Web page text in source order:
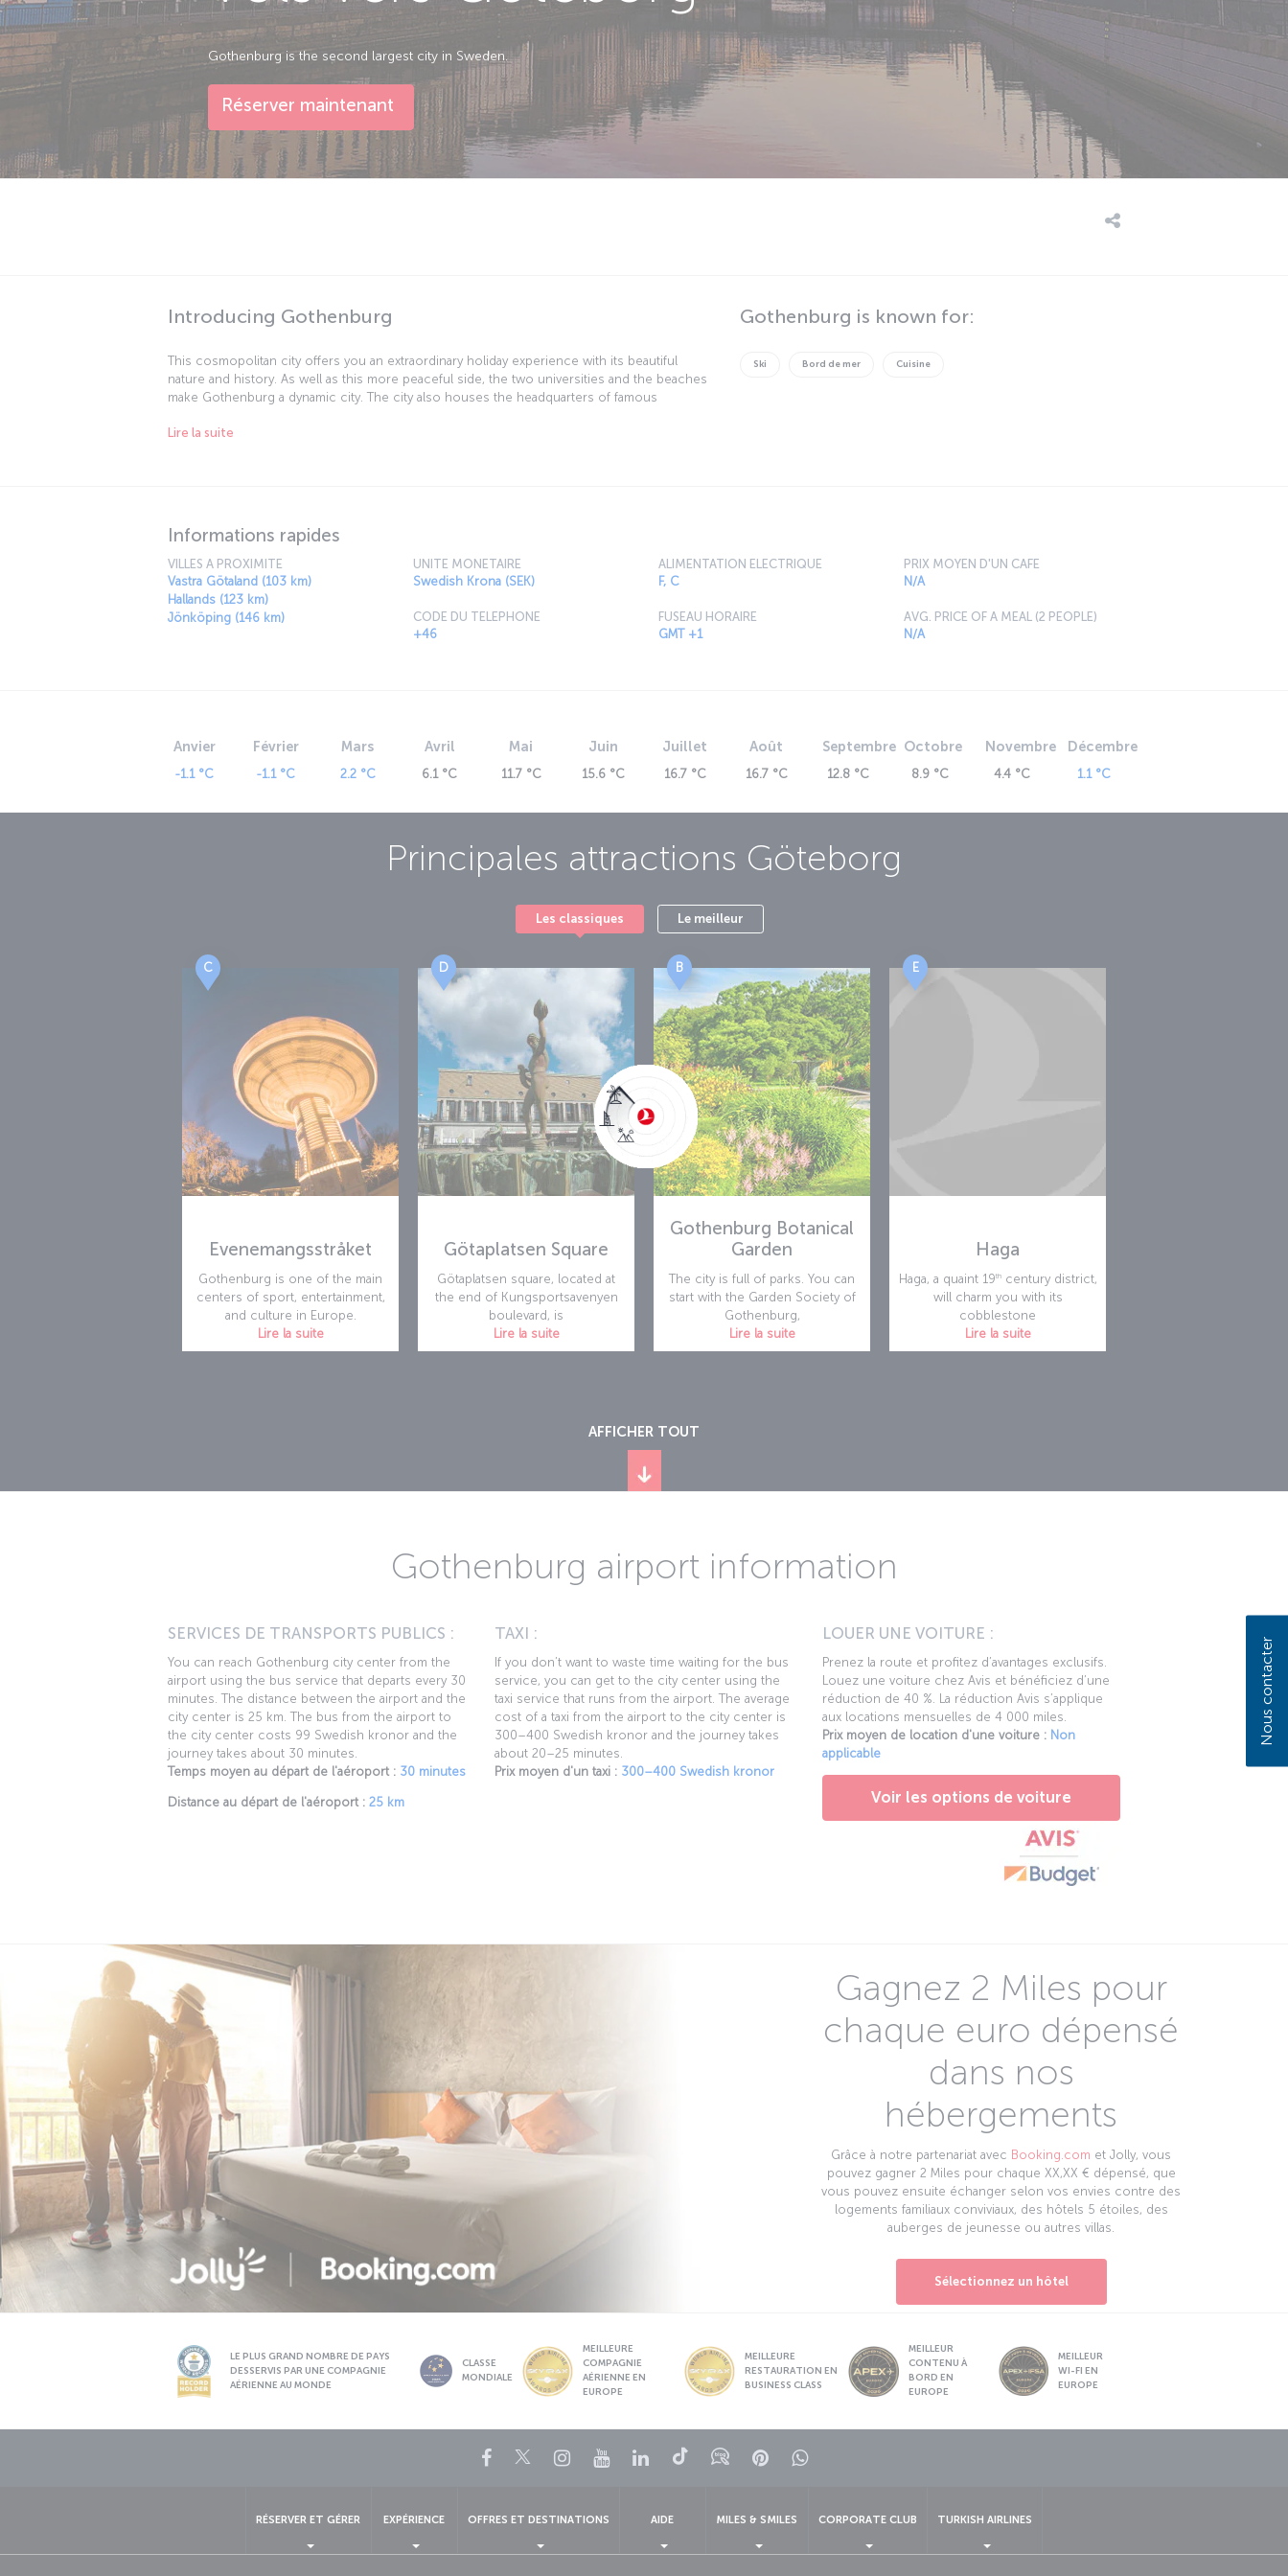
Gothenburg is the second largest city in Sweden.
Réserver maintenant
Introducing Gothenburg
This cosmopolitan city offers you an extraordinary holiday experience with its beautiful
nature and history. As well as this more peaceful side, the two universities and the beaches
make Gothenburg a dynamic city. The city also houses the headquarters of famous
Scandinavia, therefore, export and import have a significant importance in the city.
Lire la suite
Gothenburg is known for:
Ski Bord de mer Cuisine
Informations rapides
VILLES A PROXIMITE
Vastra Götaland (103 km)
Hallands (123 km)
Jönköping (146 km)
UNITE MONETAIRE
Swedish Krona (SEK)
CODE DU TELEPHONE
+46
ALIMENTATION ELECTRIQUE
F, C
FUSEAU HORAIRE
GMT +1
PRIX MOYEN D'UN CAFE
N/A
AVG. PRICE OF A MEAL (2 PEOPLE)
N/A
Anvier
-1.1 °C
Février
-1.1 °C
Mars
2.2 °C
Avril
6.1 °C
Mai
11.7 °C
Juin
15.6 °C
Juillet
16.7 °C
Août
16.7 °C
Septembre
12.8 °C
Octobre
8.9 °C
Novembre
4.4 °C
Décembre
1.1 °C
Principales attractions Göteborg
Les classiques Le meilleur
C
Evenemangsstråket
Gothenburg is one of the main
centers of sport, entertainment,
and culture in Europe.
Lire la suite
D
Götaplatsen Square
Götaplatsen square, located at
the end of Kungsportsavenyen
boulevard, is
Lire la suite
B
Gothenburg Botanical
Garden
The city is full of parks. You can
start with the Garden Society of
Gothenburg,
Lire la suite
E
Haga
Haga, a quaint 19thcentury district,
will charm you with its
cobblestone
Lire la suite
AFFICHER TOUT
Gothenburg airport information
SERVICES DE TRANSPORTS PUBLICS :
You can reach Gothenburg city center from the
airport using the bus service that departs every 30
minutes. The distance between the airport and the
city center is 25 km. The bus from the airport to
the city center costs 99 Swedish kronor and the
journey takes about 30 minutes.
Temps moyen au départ de l'aéroport : 30 minutes
Distance au départ de l'aéroport : 25 km
TAXI :
If you don’t want to waste time waiting for the bus
service, you can get to the city center using the
taxi service that runs from the airport. The average
cost of a taxi from the airport to the city center is
300–400 Swedish kronor and the journey takes
about 20–25 minutes.
Prix moyen d'un taxi : 300–400 Swedish kronor
LOUER UNE VOITURE :
Prenez la route et profitez d’avantages exclusifs.
Louez une voiture chez Avis et bénéficiez d’une
réduction de 40 %. La réduction Avis s’applique
aux locations mensuelles de 4 000 miles.
Prix moyen de location d'une voiture : Non
applicable
Voir les options de voiture
Gagnez 2 Miles pour
chaque euro dépensé
dans nos
hébergements
Grâce à notre partenariat avec Booking.com et Jolly, vous
pouvez gagner 2 Miles pour chaque XX,XX € dépensé, que
vous pouvez ensuite échanger selon vos envies contre des
logements familiaux conviviaux, des hôtels 5 étoiles, des
auberges de jeunesse ou autres villas.
Sélectionnez un hôtel
LE PLUS GRAND NOMBRE DE PAYS
DESSERVIS PAR UNE COMPAGNIE
AÉRIENNE AU MONDE
CLASSE
MONDIALE
MEILLEURE
COMPAGNIE
AÉRIENNE EN
EUROPE
MEILLEURE
RESTAURATION EN
BUSINESS CLASS
MEILLEUR
CONTENU À
BORD EN
EUROPE
MEILLEUR
WI-FI EN
EUROPE
Facebook
TwitterInstagram
YouTubeLinkedIn
TiktokBlogPinterestWhatsApp
RÉSERVER ET GÉRER EXPÉRIENCE OFFRES ET DESTINATIONS AIDE MILES & SMILES CORPORATE CLUB TURKISH AIRLINES
Nous contacter